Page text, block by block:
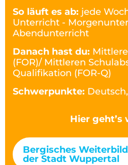
So läuft es ab: jede
Unterricht -
Abendunterricht
Danach hast du:
(FOR)/ Mittleren
Qualifikation (FOR-Q)
Schwerpunkte:
Hier geht’s
Bergisches
der Stadt Wuppertal